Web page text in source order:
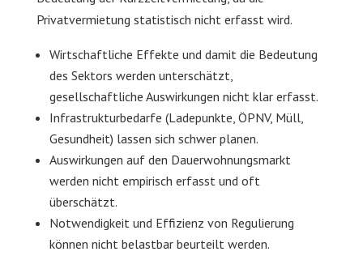
Privatvermietung statistisch nicht erfasst wird.
Wirtschaftliche Effekte und damit die Bedeutung
des Sektors werden unterschätzt,
gesellschaftliche Auswirkungen nicht klar erfasst.
Infrastrukturbedarfe (Ladepunkte, ÖPNV, Müll,
Gesundheit) lassen sich schwer planen.
Auswirkungen auf den Dauerwohnungsmarkt
werden nicht empirisch erfasst und oft
überschätzt.
Notwendigkeit und Effizienz von Regulierung
können nicht belastbar beurteilt werden.